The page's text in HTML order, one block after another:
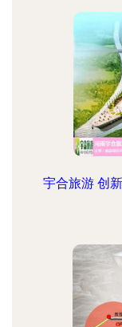
宇合旅游 创